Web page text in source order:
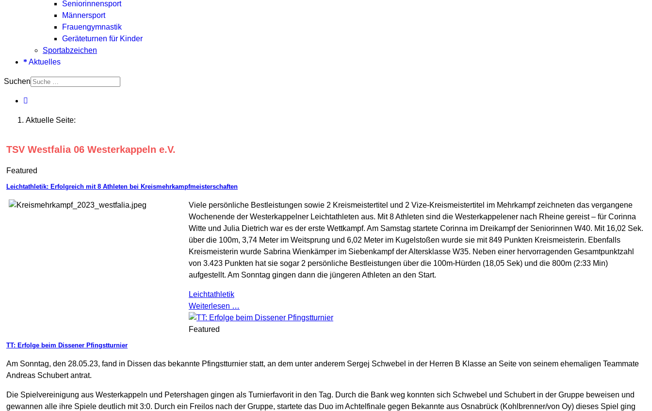
Seniorinnensport
Männersport
Frauengymnastik
Geräteturnen für Kinder
Sportabzeichen
Aktuelles
Suchen
Aktuelle Seite:
TSV Westfalia 06 Westerkappeln e.V.
Featured
Leichtathletik: Erfolgreich mit 8 Athleten bei Kreismehrkampfmeisterschaften
Viele persönliche Bestleistungen sowie 2 Kreismeistertitel und 2 Vize-Kreismeistertitel im Mehrkampf zeichneten das vergangene
Wochenende der Westerkappelner Leichtathleten aus. Mit 8 Athleten sind die Westerkappelener nach Rheine gereist – für Corinna
Witte und Julia Dietrich war es der erste Wettkampf. Am Samstag startete Corinna im Dreikampf der Seniorinnen W40. Mit 16,02 Sek.
über die 100m, 3,74 Meter im Weitsprung und 6,02 Meter im Kugelstoßen wurde sie mit 849 Punkten Kreismeisterin. Ebenfalls
Kreismeisterin wurde Sabrina Wienkämper im Siebenkampf der Altersklasse W35. Neben einer hervorragenden Gesamtpunktzahl
von 3.423 Punkten hat sie sogar 2 persönliche Bestleistungen über die 100m-Hürden (18,05 Sek) und die 800m (2:33 Min)
aufgestellt. Am Sonntag gingen dann die jüngeren Athleten an den Start.
Leichtathletik
Weiterlesen …
Featured
TT: Erfolge beim Dissener Pfingstturnier
Am Sonntag, den 28.05.23, fand in Dissen das bekannte Pfingstturnier statt, an dem unter anderem Sergej Schwebel in der Herren B Klasse an Seite von seinem ehemaligen Teammate
Andreas Schubert antrat.
Die Spielvereinigung aus Westerkappeln und Petershagen gingen als Turnierfavorit in den Tag. Durch die Bank weg konnten sich Schwebel und Schubert in der Gruppe beweisen und
gewannen alle ihre Spiele deutlich mit 3:0. Durch ein Freilos nach der Gruppe, startete das Duo im Achtelfinale gegen Bekannte aus Osnabrück (Kohlbrenner/von Oy) dieses Spiel ging